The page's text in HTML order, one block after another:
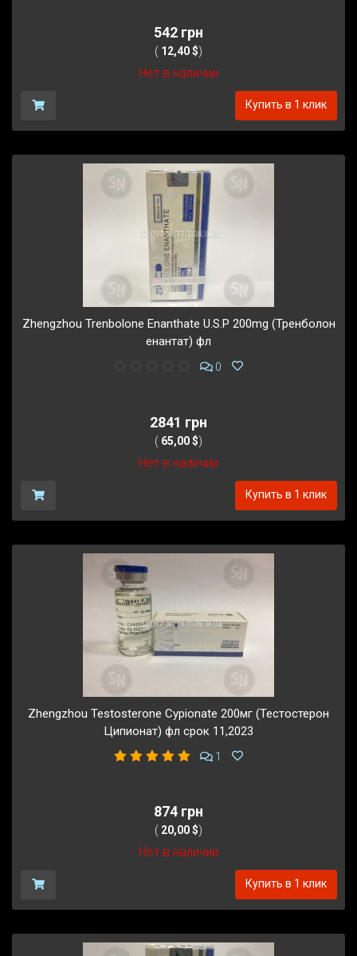
542 грн
( 12,40 $)
Нет в наличии
Купить в 1 клик
Zhengzhou Trenbolone Enanthate U.S.P 200mg (Тренболон
енантат) фл
0
2841 грн
( 65,00 $)
Нет в наличии
Купить в 1 клик
Zhengzhou Testosterone Cypionate 200мг (Тестостерон
Ципионат) фл срок 11,2023
1
874 грн
( 20,00 $)
Нет в наличии
Купить в 1 клик